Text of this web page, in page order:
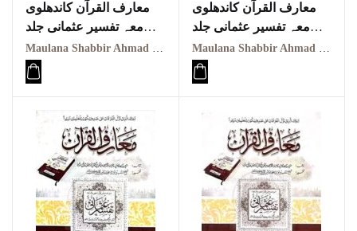
معارف القرآن کاندھلوی
معہ تفسیر عثمانی جلد
دوم
Maarif ul quraan
kandhalvi ma tafseer e
Maulana Shabbir Ahmad Usmani, Molana Idrees Kandhalvi
معارف القرآن کاندھلوی
معہ تفسیر عثمانی جلد
سوم Maarif ul quraan
kandhalvi ma tafseer e
usmani PDF VOL-3
Maulana Shabbir Ahmad Usmani, Molana Idrees Kandhalvi